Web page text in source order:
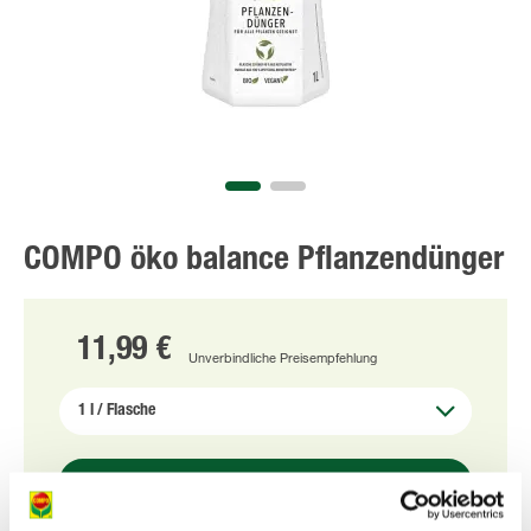
COMPO öko balance Pflanzendünger
11,99 € Unverbindliche Preisempfehlung